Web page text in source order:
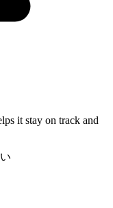
it stay on track and